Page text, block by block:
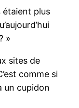
étaient plus
»
sites de
comme si
un cupidon